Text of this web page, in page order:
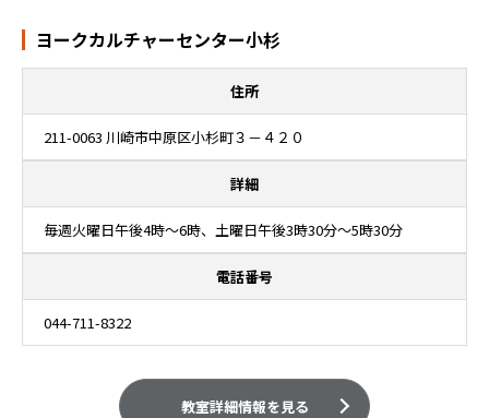
ヨークカルチャーセンター小杉
住所
211-0063 川崎市中原区小杉町３－４２０
詳細
毎週火曜日午後4時～6時、土曜日午後3時30分～5時30分
電話番号
044-711-8322
教室詳細情報を見る